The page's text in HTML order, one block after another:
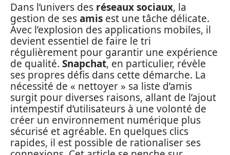
Dans l’univers des réseaux sociaux, la
gestion de sesamis est une tâche délicate.
Avec l’explosion des applications mobiles, il
devient essentiel de faire le tri
régulièrement pour garantir une expérience
de qualité. Snapchat, en particulier, révèle
ses propres défis dans cette démarche. La
nécessité de « nettoyer » sa liste d’amis
surgit pour diverses raisons, allant de l’ajout
intempestif d’utilisateurs à une volonté de
créer un environnement numérique plus
sécurisé et agréable. En quelques clics
rapides, il est possible de rationaliser ses